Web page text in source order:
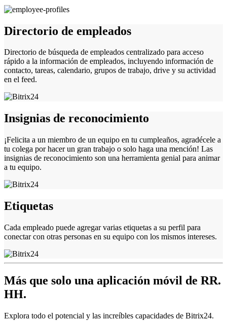
Directorio de empleados
Directorio de búsqueda de empleados centralizado para acceso
rápido a la información de empleados, incluyendo información de
contacto, tareas, calendario, grupos de trabajo, drive y su actividad
en el feed.
Insignias de reconocimiento
¡Felicita a un miembro de un equipo en tu cumpleaños, agradécele a
tu colega por hacer un gran trabajo o solo haga una mención! Las
insignias de reconocimiento son una herramienta genial para animar
a tu equipo.
Etiquetas
Cada empleado puede agregar varias etiquetas a su perfil para
conectar con otras personas en su equipo con los mismos intereses.
Más que solo una aplicación móvil de RR.
HH.
Explora todo el potencial y las increíbles capacidades de Bitrix24.